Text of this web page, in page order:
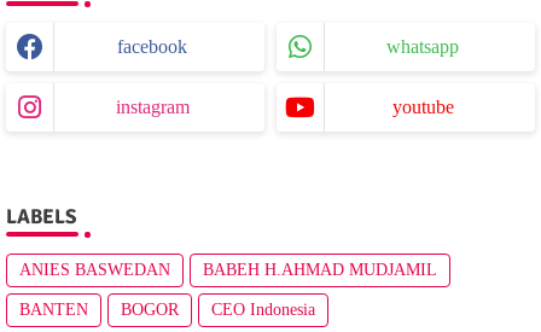
facebook whatsapp
instagram youtube
LABELS
ANIES BASWEDAN BABEH H.AHMAD MUDJAMIL
BANTEN BOGOR CEO Indonesia